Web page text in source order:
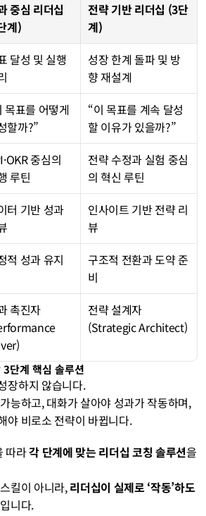
중심 리더십
계)
전략 기반 리더십 (3단
계)
달성 및 실행
성장 한계 돌파 및 방
향 재설계
목표를 어떻게
할까?”
“이 목표를 계속 달성
할 이유가 있을까?”
중심의
루틴
전략 수정과 실험 중심
의 혁신 루틴
터 기반 성과
인사이트 기반 전략 리
뷰
적 성과 유지
구조적 전환과 도약 준
비
촉진자
전략 설계자
(Strategic Architect)
단계 핵심 솔루션
장하지 않습니다.
능하고, 대화가 살아야 성과가 작동하며,
야 비로소 전략이 바뀝니다.
따라 각 단계에 맞는 리더십 코칭 솔루션을
킬이 아니라, 리더십이 실제로 ‘작동’하도
입니다.